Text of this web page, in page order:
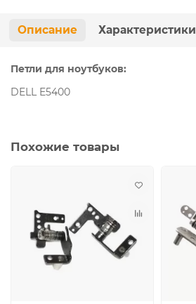
Описание Характеристики
Петли для ноутбуков:
DELL E5400
Похожие товары